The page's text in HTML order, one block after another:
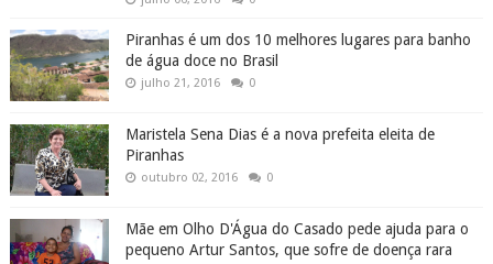
Piranhas é um dos 10 melhores lugares para banho
de água doce no Brasil
julho 21, 2016 0
Maristela Sena Dias é a nova prefeita eleita de
Piranhas
outubro 02, 2016 0
Mãe em Olho D'Água do Casado pede ajuda para o
pequeno Artur Santos, que sofre de doença rara